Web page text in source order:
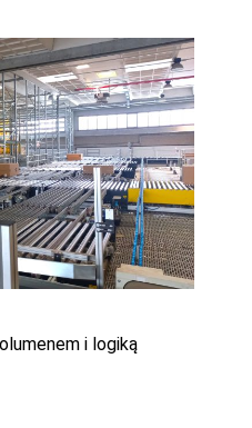
i logiką